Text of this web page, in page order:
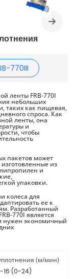
770III
ленты FRB-770I
небольших
таких как пищевая,
спроса. Как
ленты, она
и
чтобы
пакетов может
из
и
упаковки.
колеса для
ее к
Разработанный
770I является
нужен экономичный
(м/мин)
16 (0-24)